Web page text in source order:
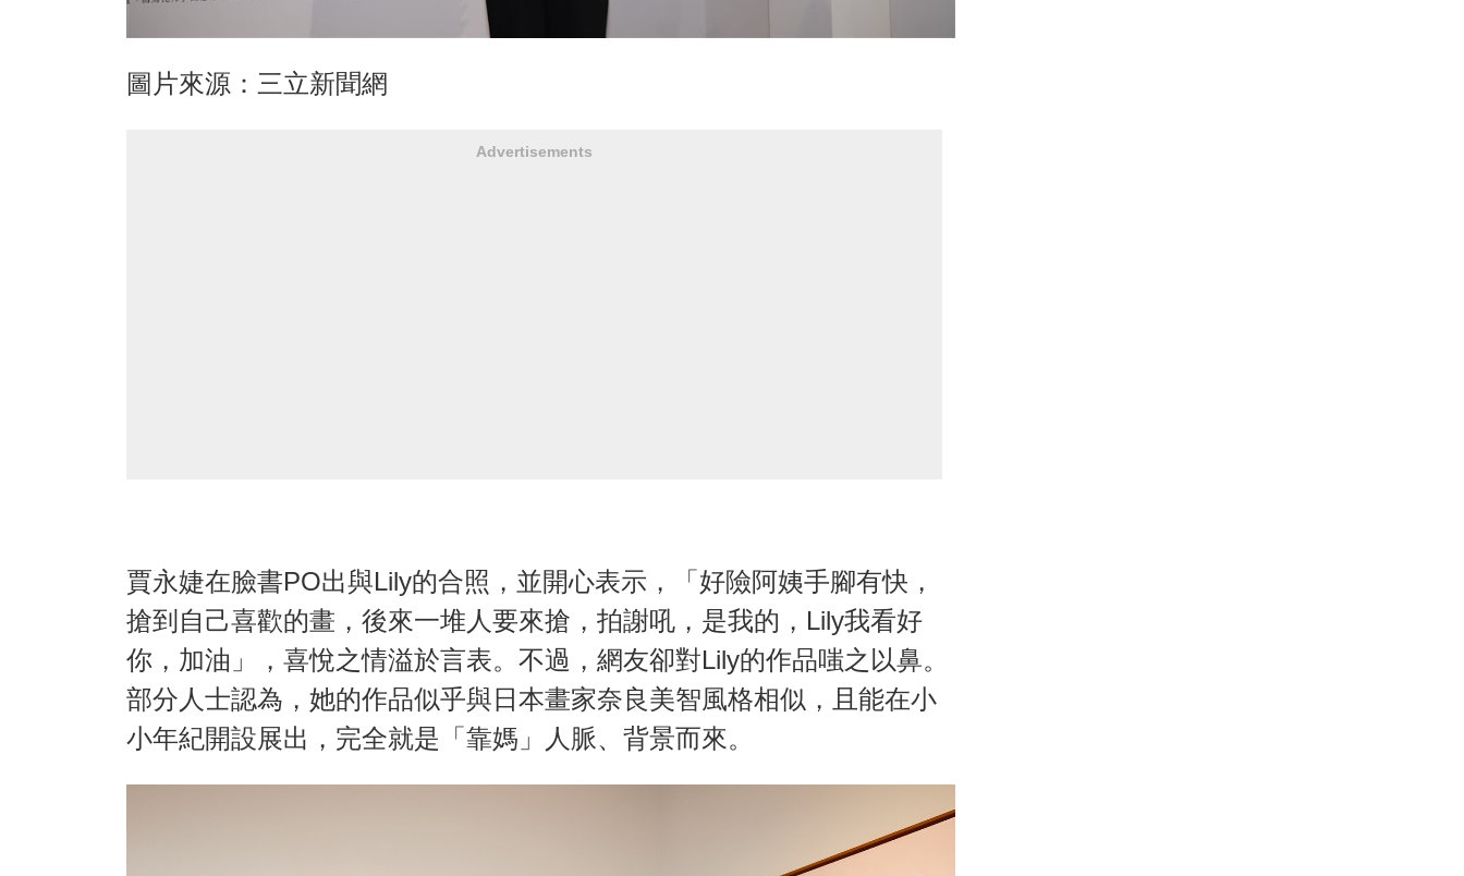
圖片來源：三立新聞網
Advertisements
賈永婕在臉書PO出與Lily的合照，並開心表示，「好險阿姨手腳有快，
搶到自己喜歡的畫，後來一堆人要來搶，拍謝吼，是我的，Lily我看好
你，加油」，喜悅之情溢於言表。不過，網友卻對Lily的作品嗤之以鼻。
部分人士認為，她的作品似乎與日本畫家奈良美智風格相似，且能在小
小年紀開設展出，完全就是「靠媽」人脈、背景而來。